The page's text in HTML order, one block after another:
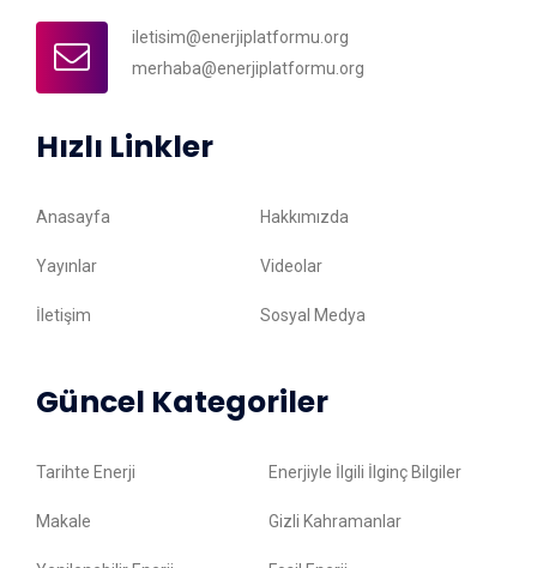
iletisim@enerjiplatformu.org
merhaba@enerjiplatformu.org
Hızlı Linkler
Anasayfa Hakkımızda
Yayınlar Videolar
İletişim Sosyal Medya
Güncel Kategoriler
Tarihte Enerji Enerjiyle İlgili İlginç Bilgiler
Makale Gizli Kahramanlar